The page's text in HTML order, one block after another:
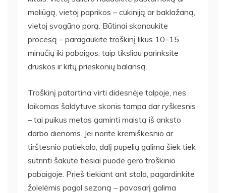
moliūgą, vietoj paprikos – cukiniją ar baklažaną,
vietoj svogūno porą. Būtinai skanaukite
procesą – paragaukite troškinį likus 10–15
minučių iki pabaigos, taip tiksliau parinksite
druskos ir kitų prieskonių balansą.
Troškinį patartina virti didesnėje talpoje, nes
laikomas šaldytuve skonis tampa dar ryškesnis
– tai puikus metas gaminti maistą iš anksto
darbo dienoms. Jei norite kremiškesnio ar
tirštesnio patiekalo, dalį pupelių galima šiek tiek
sutrinti šakute tiesiai puode gero troškinio
pabaigoje. Prieš tiekiant ant stalo, pagardinkite
žolelėmis pagal sezoną – pavasarį galima